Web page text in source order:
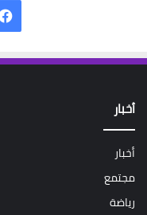
أخبار
أخبار
مجتمع
رياضة